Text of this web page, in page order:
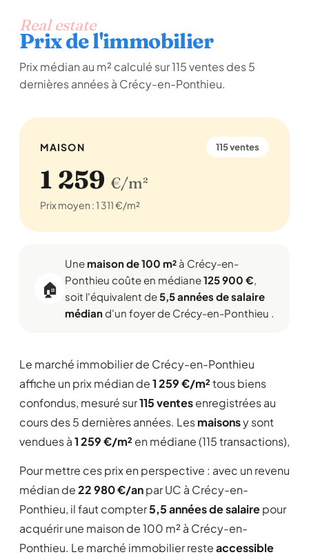
Real estate
Prix de l'immobilier
Prix médian au m² calculé sur 115 ventes des 5
dernières années à Crécy-en-Ponthieu.
MAISON 115 ventes
1 259 €/m²
Prix moyen : 1 311 €/m²
🏠
Une maison de 100 m² à Crécy-en-
Ponthieu coûte en médiane125 900 €,
soit l'équivalent de5,5 années de salaire
médiand'un foyer de Crécy-en-Ponthieu .
Le marché immobilier de Crécy-en-Ponthieu
affiche un prix médian de1 259 €/m²tous biens
confondus, mesuré sur115 ventesenregistrées au
cours des 5 dernières années. Lesmaisonsy sont
vendues à1 259 €/m² en médiane (115 transactions),
Pour mettre ces prix en perspective : avec un revenu
médian de22 980 €/anpar UC à Crécy-en-
Ponthieu, il faut compter5,5 années de salairepour
acquérir une maison de 100 m² à Crécy-en-
Ponthieu. Le marché immobilier resteaccessible